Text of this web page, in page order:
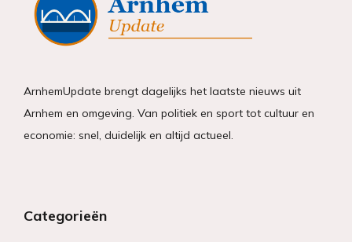
ArnhemUpdate brengt dagelijks het laatste nieuws uit
Arnhem en omgeving. Van politiek en sport tot cultuur en
economie: snel, duidelijk en altijd actueel.
Categorieën